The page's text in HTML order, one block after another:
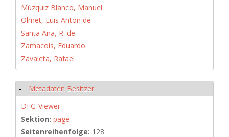
Múzquiz Blanco, Manuel
Olmet, Luis Anton de
Santa Ana, R. de
Zamacois, Eduardo
Zavaleta, Rafael
Hide
Metadaten Besitzer
DFG-Viewer
Sektion: page
Seitenreihenfolge: 128